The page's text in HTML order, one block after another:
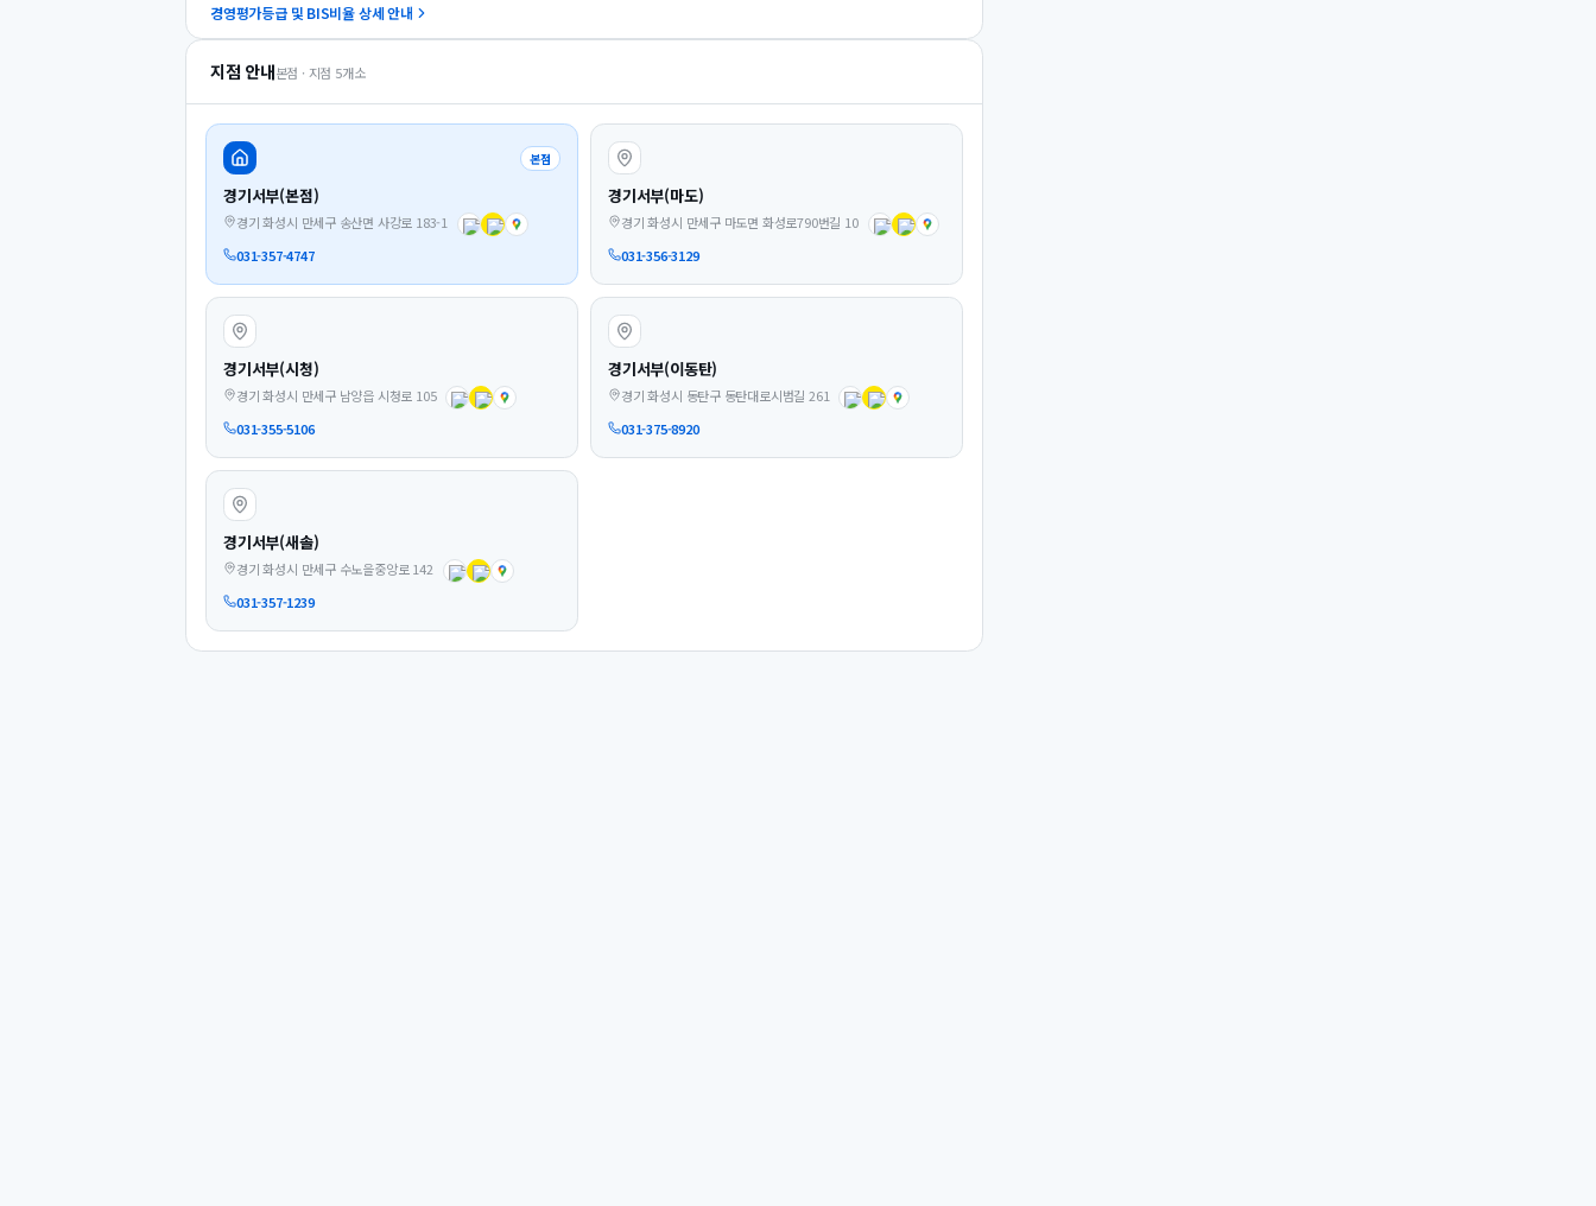
경영평가등급 및 BIS비율 상세 안내
지점 안내본점 · 지점 5개소
본점
경기서부(본점)
경기 화성시 만세구 송산면 사강로 183-1
031-357-4747
경기서부(마도)
경기 화성시 만세구 마도면 화성로790번길 10
031-356-3129
경기서부(시청)
경기 화성시 만세구 남양읍 시청로 105
031-355-5106
경기서부(이동탄)
경기 화성시 동탄구 동탄대로시범길 261
031-375-8920
경기서부(새솔)
경기 화성시 만세구 수노을중앙로 142
031-357-1239